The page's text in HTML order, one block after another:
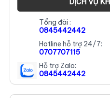
DỊCH VỤ
Tổng đài :
0845442442
Hotline hỗ trợ 24/7:
0707707115
Hỗ trợ Zalo:
0845442442